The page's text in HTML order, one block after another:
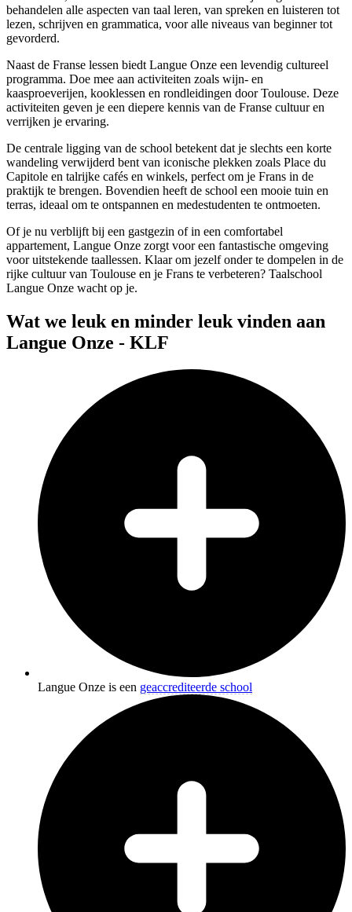
behandelen alle aspecten van taal leren, van spreken en luisteren tot
lezen, schrijven en grammatica, voor alle niveaus van beginner tot
gevorderd.
Naast de Franse lessen biedt Langue Onze een levendig cultureel
programma. Doe mee aan activiteiten zoals wijn- en
kaasproeverijen, kooklessen en rondleidingen door Toulouse. Deze
activiteiten geven je een diepere kennis van de Franse cultuur en
verrijken je ervaring.
De centrale ligging van de school betekent dat je slechts een korte
wandeling verwijderd bent van iconische plekken zoals Place du
Capitole en talrijke cafés en winkels, perfect om je Frans in de
praktijk te brengen. Bovendien heeft de school een mooie tuin en
terras, ideaal om te ontspannen en medestudenten te ontmoeten.
Of je nu verblijft bij een gastgezin of in een comfortabel
appartement, Langue Onze zorgt voor een fantastische omgeving
voor uitstekende taallessen. Klaar om jezelf onder te dompelen in de
rijke cultuur van Toulouse en je Frans te verbeteren? Taalschool
Langue Onze wacht op je.
Wat we leuk en minder leuk vinden aan
Langue Onze - KLF
Langue Onze is een geaccrediteerde school